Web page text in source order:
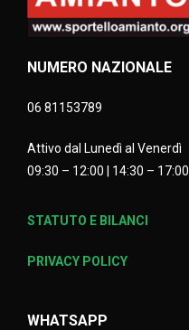
NUMERO NAZIONALE
06 81153789
Attivo dal Lunedì al Venerdì
09:30 – 12:00 | 14:30 – 17:00
STATUTO E BILANCI
PRIVACY POLICY
WHATSAPP